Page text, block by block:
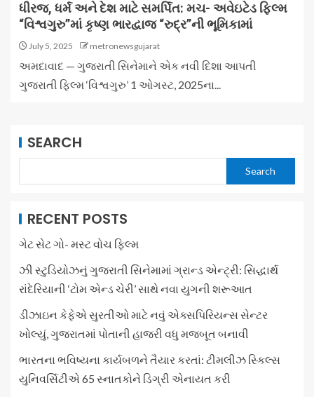
ધીરજ, ધર્મ અને દેશ માટે સમર્પિત: મચ- અવેઇટેડ ફિલ્મ
“વિશ્વગુરુ”માં કૃષ્ણ ભારદ્વાજ “રુદ્ર”ની ભૂમિકામાં
July 5, 2025 metronewsgujarat
અમદાવાદ — ગુજરાતી સિનેમાને એક નવી દિશા આપતી
ગુજરાતી ફિલ્મ ‘વિશ્વગુરુ’ 1 ઓગસ્ટ, 2025ના...
SEARCH
Search
RECENT POSTS
ગેટ સેટ ગો- મસ્ટ વોચ ફિલ્મ
ઝી સ્ટુડિયોઝનું ગુજરાતી સિનેમામાં ગ્રાન્ડ એન્ટ્રી: સિદ્ધાર્થ
રાંદેરિયાની ‘ટોમ એન્ડ ચેરી’ સાથે નવા યુગની શરૂઆત
ડીઝાઇન કેફેએ સુરતીઓ માટે નવું એક્સપિરિયન્સ સેન્ટર
ખોલ્યું, ગુજરાતમાં પોતાની હાજરી વધુ મજબૂત બનાવી
ભારતના ભવિષ્યના કાર્યબળને તૈયાર કરતાં: ટીમલીઝ સ્કિલ્સ
યુનિવર્સિટીએ 65 સ્નાતકોને ડિગ્રી એનાયત કરી